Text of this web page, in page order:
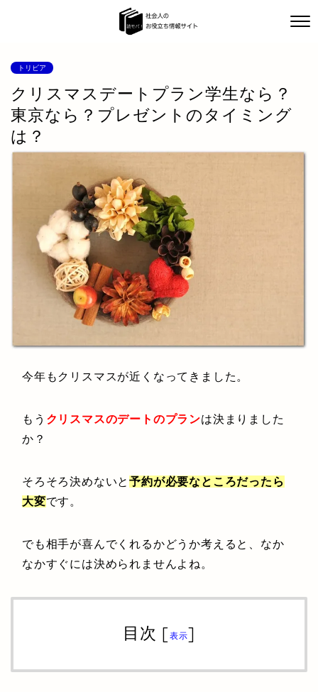
トリビア
クリスマスデートプラン学生なら？
東京なら？プレゼントのタイミング
は？
今年もクリスマスが近くなってきました。
もう クリスマスのデートのプランは決まりました
か？
そろそろ決めないと予約が必要なところだったら
大変です。
でも相手が喜んでくれるかどうか考えると、なか
なかすぐには決められませんよね。
目次 [表示]